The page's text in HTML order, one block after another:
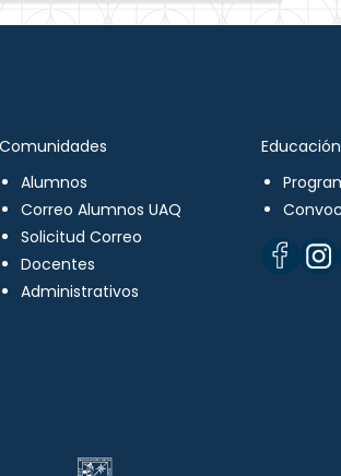
Comunidades
Alumnos
Correo Alumnos UAQ
Solicitud Correo
Docentes
Administrativos